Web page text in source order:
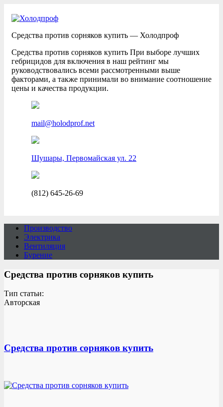
Средства против сорняков купить — Холодпроф
Средства против сорняков купить При выборе лучших
гебрицидов для включения в наш рейтинг мы
руководствовались всеми рассмотренными выше
факторами, а также принимали во внимание соотношение
цены и качества продукции.
mail@holodprof.net
Шушары, Первомайская ул. 22
(812) 645-26-69
Производство
Электрика
Вентиляция
Бурение
Средства против сорняков купить
Тип статьи:
Авторская
Средства против сорняков купить